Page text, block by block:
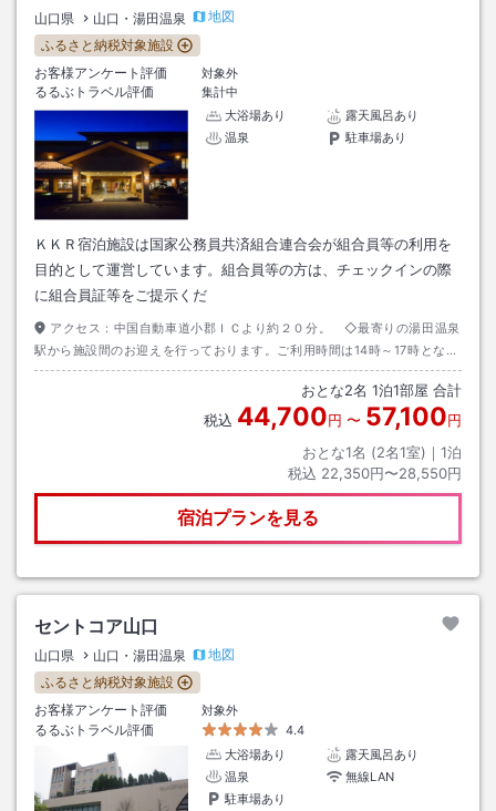
山口県 山口・湯田温泉
地図
ふるさと納税対象施設
お客様アンケート評価
対象外
るるぶトラベル評価
集計中
大浴場あり
露天風呂あり
温泉
駐車場あり
ＫＫＲ宿泊施設は国家公務員共済組合連合会が組合員等の利用を
目的として運営しています。組合員等の方は、チェックインの際
に組合員証等をご提示くだ
アクセス： 中国自動車道小郡ＩＣより約２０分。 ◇最寄りの湯田温泉
駅から施設間のお迎えを行っております。ご利用時間は14時～17時となっ
ております。湯田温泉駅にご到着後、当施設までご連絡下さいませ。
おとな2名 1泊1部屋 合計
税込 44,700円 〜 57,100円
おとな1名 (2名1室)｜ 1泊
税込 22,350円〜28,550円
宿泊プランを見る
セントコア山口
山口県 山口・湯田温泉
地図
ふるさと納税対象施設
お客様アンケート評価
対象外
るるぶトラベル評価
4.4
大浴場あり
露天風呂あり
温泉
無線LAN
駐車場あり